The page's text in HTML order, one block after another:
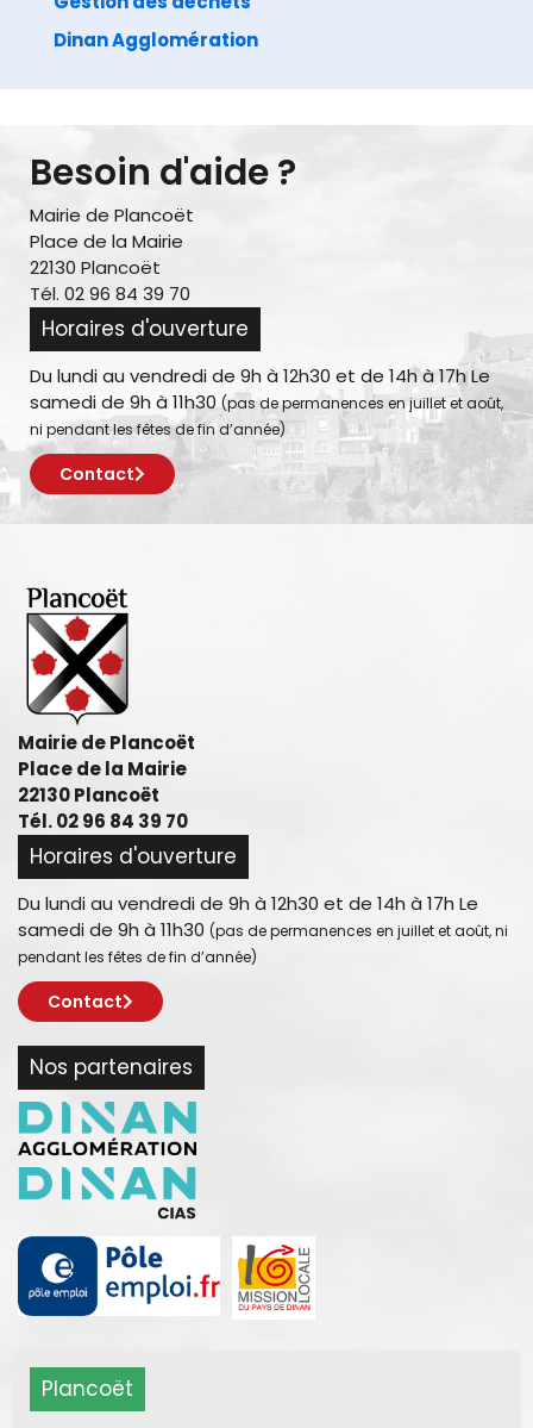
Dinan Agglomération
Besoin d'aide ?
Mairie de Plancoët
Place de la Mairie
22130 Plancoët
Tél. 02 96 84 39 70
Horaires d'ouverture
Du lundi au vendredi de 9h à 12h30 et de 14h à 17h Le
samedi de 9h à 11h30 (pas de permanences en juillet et août,
ni pendant les fêtes de fin d’année)
Contact
Mairie de Plancoët
Place de la Mairie
22130 Plancoët
Tél. 02 96 84 39 70
Horaires d'ouverture
Du lundi au vendredi de 9h à 12h30 et de 14h à 17h Le
samedi de 9h à 11h30 (pas de permanences en juillet et août, ni
pendant les fêtes de fin d’année)
Contact
Nos partenaires
Plancoët